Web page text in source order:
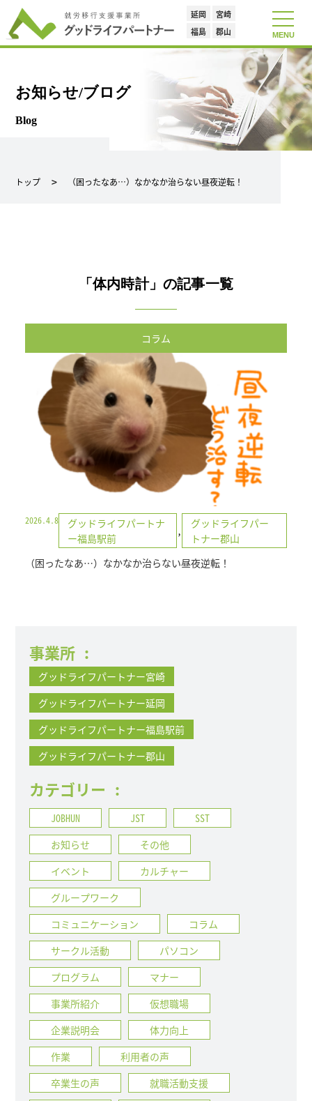
延岡
宮崎
福島
郡山
toggle
MENU
お知らせ/ブログ
Blog
トップ （困ったなあ…）なかなか治らない昼夜逆転！
「体内時計」の記事一覧
コラム
2026.4.8
グッドライフパートナ
ー福島駅前
,
グッドライフパー
トナー郡山
（困ったなあ…）なかなか治らない昼夜逆転！
事業所 :
グッドライフパートナー宮崎
グッドライフパートナー延岡
グッドライフパートナー福島駅前
グッドライフパートナー郡山
カテゴリー :
JOBHUN JST
SST
お知らせ
その他
イベント
カルチャー
グループワーク
コミュニケーション
コラム
サークル活動
パソコン
プログラム
マナー
事業所紹介
仮想職場
企業説明会
体力向上
作業
利用者の声
卒業生の声
就職活動支援